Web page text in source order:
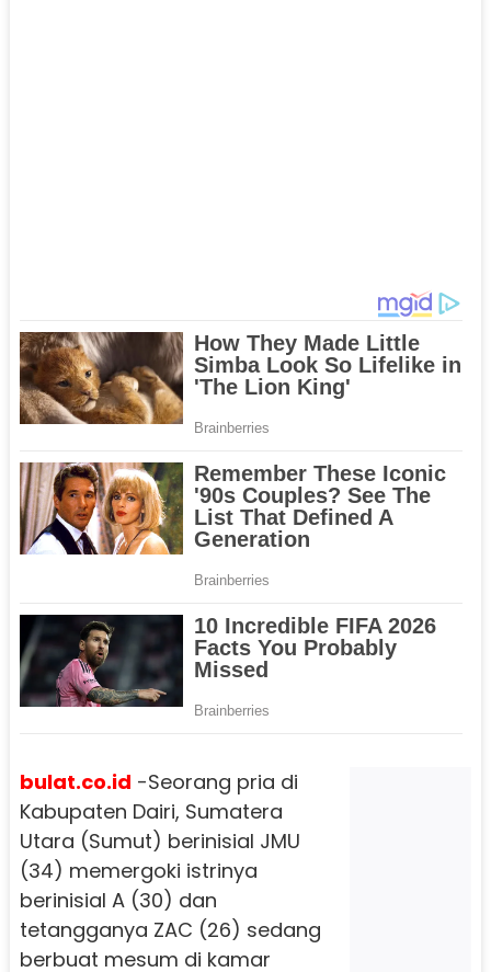
bulat.co.id -Seorang pria di
Kabupaten Dairi, Sumatera
Utara (Sumut) berinisial JMU
(34) memergoki istrinya
berinisial A (30) dan
tetangganya ZAC (26) sedang
berbuat mesum di kamar